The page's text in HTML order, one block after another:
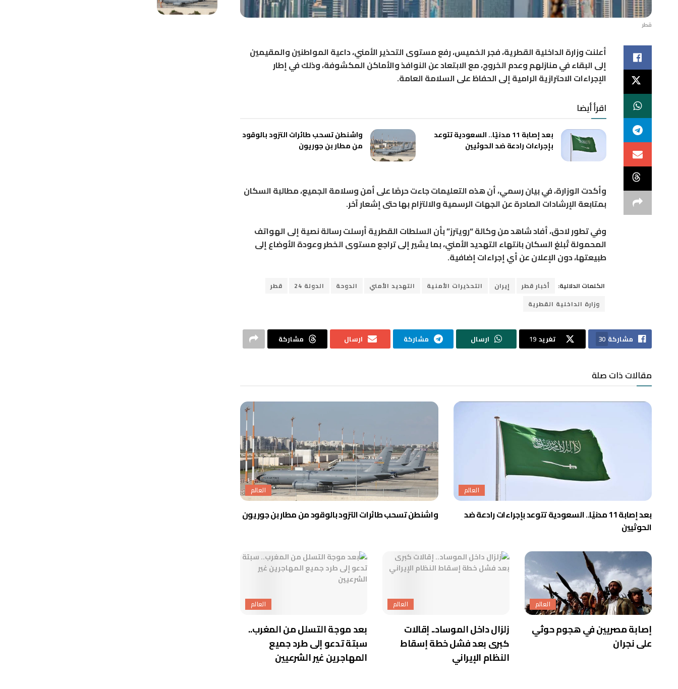
قطر
أعلنت وزارة الداخلية القطرية، فجر الخميس، رفع مستوى التحذير الأمني، داعية المواطنين والمقيمين
إلى البقاء في منازلهم وعدم الخروج، مع الابتعاد عن النوافذ والأماكن المكشوفة، وذلك في إطار
الإجراءات الاحترازية الرامية إلى الحفاظ على السلامة العامة.
اقرأ أيضا
بعد إصابة 11 مدنيًا.. السعودية تتوعد
بإجراءات رادعة ضد الحوثيين
واشنطن تسحب طائرات التزود بالوقود
من مطار بن جوريون
وأكدت الوزارة، في بيان رسمي، أن هذه التعليمات جاءت حرصًا على أمن وسلامة الجميع، مطالبة السكان
بمتابعة الإرشادات الصادرة عن الجهات الرسمية والالتزام بها حتى إشعار آخر.
وفي تطور لاحق، أفاد شاهد من وكالة “رويترز” بأن السلطات القطرية أرسلت رسالة نصية إلى الهواتف
المحمولة تُبلغ السكان بانتهاء التهديد الأمني، بما يشير إلى تراجع مستوى الخطر وعودة الأوضاع إلى
طبيعتها، دون الإعلان عن أي إجراءات إضافية.
الكلمات الدلالية: أخبار قطر إيران التحذيرات الأمنية التهديد الأمني الدوحة الدولة 24
قطر
وزارة الداخلية القطرية
مشاركة 30 تغريد 19 ارسال مشاركة ارسال مشاركة
مقالات ذات صلة
العالم
بعد إصابة 11 مدنيًا.. السعودية تتوعد بإجراءات رادعة ضد
الحوثيين
العالم
واشنطن تسحب طائرات التزود بالوقود من مطار بن جوريون
العالم
إصابة مصريين في هجوم حوثي
على نجران
العالم
زلزال داخل الموساد.. إقالات
كبرى بعد فشل خطة إسقاط
النظام الإيراني
العالم
بعد موجة التسلل من المغرب..
سبتة تدعو إلى طرد جميع
المهاجرين غير الشرعيين